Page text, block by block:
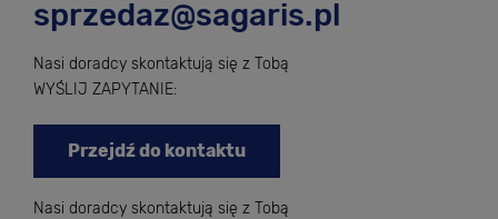
sprzedaz@sagaris.pl
Nasi doradcy skontaktują się z Tobą
WYŚLIJ ZAPYTANIE:
Przejdź do kontaktu
Nasi doradcy skontaktują się z Tobą